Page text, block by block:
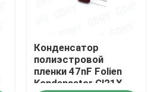
Конденсатор
полиэстровой
пленки 47nF Folien
Kondensator Cl21X